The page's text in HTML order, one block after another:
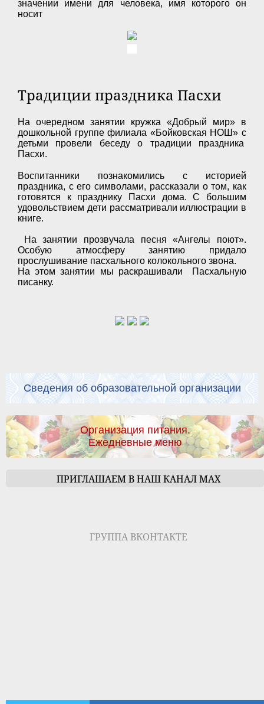
значении имени для человека, имя которого он
носит
Традиции праздника Пасхи
На очередном занятии кружка «Добрый мир» в
дошкольной группе филиала «Бойковская НОШ» с
детьми провели беседу о традиции праздника
Пасхи.
Воспитанники познакомились с историей
праздника, с его символами, рассказали о том, как
готовятся к празднику Пасхи дома. С большим
удовольствием дети рассматривали иллюстрации в
книге.
На занятии прозвучала песня «Ангелы поют».
Особую атмосферу занятию придало
прослушивание пасхального колокольного звона.
На этом занятии мы раскрашивали Пасхальную
писанку.
Сведения об образовательной организации
Организация питания.
Ежедневные меню
ПРИГЛАШАЕМ В НАШ КАНАЛ МАХ
ГРУППА ВКОНТАКТЕ